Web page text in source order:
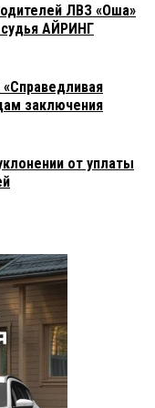
ЛВЗ «Оша»
АЙРИНГ
заключения
от уплаты